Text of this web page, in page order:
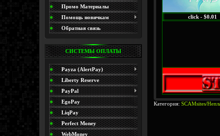
Промо Материалы
(Promo)Помощь новичкам
Обратная связь
СИСТЕМЫ ОПЛАТЫ
Payza (AlertPay)
Liberty Reserve
PayPal
EgoPay
LiqPay
Perfect Money
WebMoney
click - $0.01
Категория: SCAMsites/